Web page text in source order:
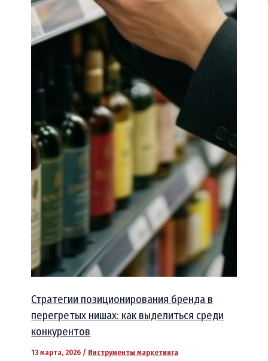
Стратегии позиционирования бренда в
перегретых нишах: как выделиться среди
конкурентов
13 марта, 2026 / Инструменты маркетинга